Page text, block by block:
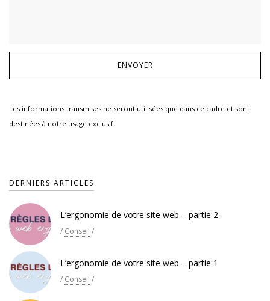
Les informations transmises ne seront utilisées que dans ce cadre et sont
destinées à notre usage exclusif.
DERNIERS ARTICLES
L’ergonomie de votre site web – partie 2
/ Conseil /
L’ergonomie de votre site web – partie 1
/ Conseil /